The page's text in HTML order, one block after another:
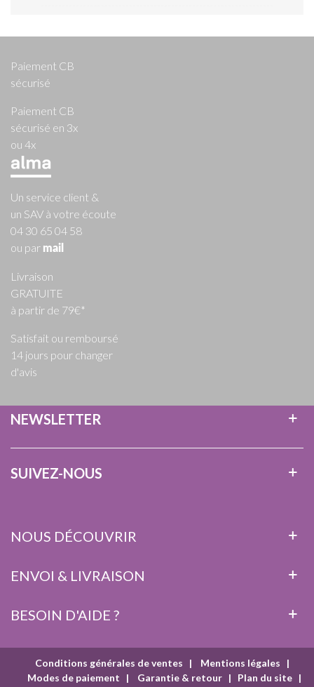
Paiement CB
sécurisé
Paiement CB
sécurisé en 3x
ou 4x
Un service client &
un SAV à votre écoute
04 30 65 04 58
ou par mail
Livraison
GRATUITE
à partir de 79€*
Satisfait ou remboursé
14 jours pour changer
d'avis
NEWSLETTER
SUIVEZ-NOUS
NOUS DÉCOUVRIR
ENVOI & LIVRAISON
BESOIN D'AIDE ?
Conditions générales de ventes | Mentions légales |
Modes de paiement | Garantie & retour | Plan du site |